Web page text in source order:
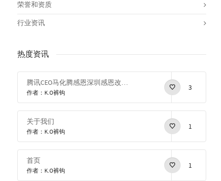
荣誉和资质
行业资讯
热度资讯
腾讯CEO马化腾感恩深圳感恩改革开放
作者：K.O裤钩
3
关于我们
作者：K.O裤钩
1
首页
作者：K.O裤钩
1